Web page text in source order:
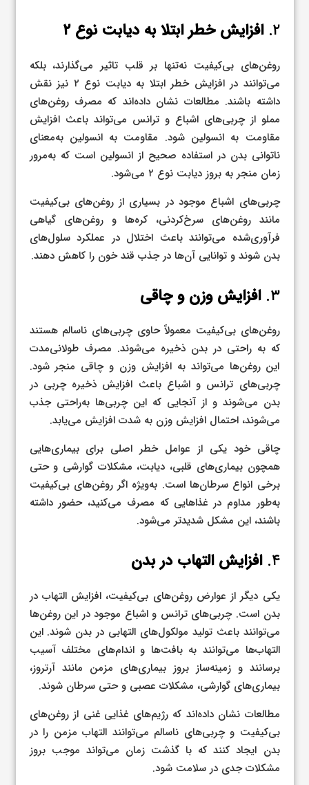
۲. افزایش خطر ابتلا به دیابت نوع ۲
روغن‌های بی‌کیفیت نه‌تنها بر قلب تاثیر می‌گذارند، بلکه
می‌توانند در افزایش خطر ابتلا به دیابت نوع ۲ نیز نقش
داشته باشند. مطالعات نشان داده‌اند که مصرف روغن‌های
مملو از چربی‌های اشباع و ترانس می‌تواند باعث افزایش
مقاومت به انسولین شود. مقاومت به انسولین به‌معنای
ناتوانی بدن در استفاده صحیح از انسولین است که به‌مرور
زمان منجر به بروز دیابت نوع ۲ می‌شود.
چربی‌های اشباع موجود در بسیاری از روغن‌های بی‌کیفیت
مانند روغن‌های سرخ‌کردنی، کره‌ها و روغن‌های گیاهی
فرآوری‌شده می‌توانند باعث اختلال در عملکرد سلول‌های
بدن شوند و توانایی آن‌ها در جذب قند خون را کاهش دهند.
۳. افزایش وزن و چاقی
روغن‌های بی‌کیفیت معمولاً حاوی چربی‌های ناسالم هستند
که به راحتی در بدن ذخیره می‌شوند. مصرف طولانی‌مدت
این روغن‌ها می‌تواند به افزایش وزن و چاقی منجر شود.
چربی‌های ترانس و اشباع باعث افزایش ذخیره چربی در
بدن می‌شوند و از آنجایی که این چربی‌ها به‌راحتی جذب
می‌شوند، احتمال افزایش وزن به شدت افزایش می‌یابد.
چاقی خود یکی از عوامل خطر اصلی برای بیماری‌هایی
همچون بیماری‌های قلبی، دیابت، مشکلات گوارشی و حتی
برخی انواع سرطان‌ها است. به‌ویژه اگر روغن‌های بی‌کیفیت
به‌طور مداوم در غذاهایی که مصرف می‌کنید، حضور داشته
باشند، این مشکل شدیدتر می‌شود.
۴. افزایش التهاب در بدن
یکی دیگر از عوارض روغن‌های بی‌کیفیت، افزایش التهاب در
بدن است. چربی‌های ترانس و اشباع موجود در این روغن‌ها
می‌توانند باعث تولید مولکول‌های التهابی در بدن شوند. این
التهاب‌ها می‌توانند به بافت‌ها و اندام‌های مختلف آسیب
برسانند و زمینه‌ساز بروز بیماری‌های مزمن مانند آرتروز،
بیماری‌های گوارشی، مشکلات عصبی و حتی سرطان شوند.
مطالعات نشان داده‌اند که رژیم‌های غذایی غنی از روغن‌های
بی‌کیفیت و چربی‌های ناسالم می‌توانند التهاب مزمن را در
بدن ایجاد کنند که با گذشت زمان می‌تواند موجب بروز
مشکلات جدی در سلامت شود.